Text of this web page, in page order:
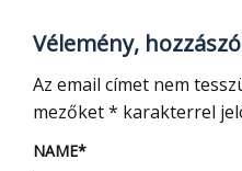
Vélemény,
Az email címet nem
mezőket* karakterrel
NAME*